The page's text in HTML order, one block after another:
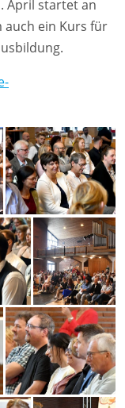
April startet an
auch ein Kurs für